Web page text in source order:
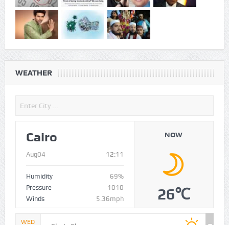
Cairo
Aug04 12:11
Humidity
69%
NOW
26℃